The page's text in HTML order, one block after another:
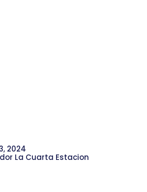
2024
La Cuarta Estacion